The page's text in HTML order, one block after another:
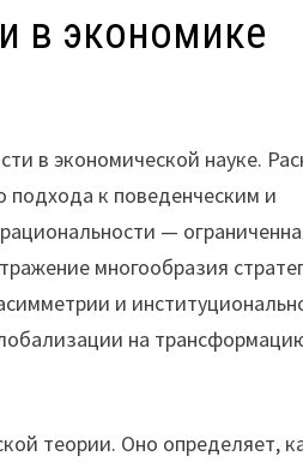
в экономике
в экономической науке.
подхода к поведенческим и
—
многообразия
и
на
теории. Оно определяет,